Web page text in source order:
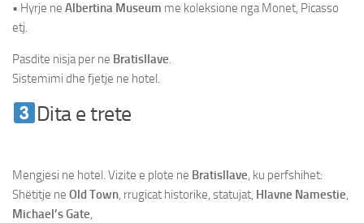
• Hyrje ne Albertina Museum me koleksione nga Monet, Picasso
etj.
Pasdite nisja per ne Bratisllave.
Sistemimi dhe fjetje ne hotel.
Dita e trete
Mengjesi ne hotel. Vizite e plote ne Bratisllave, ku perfshihet:
Shëtitje ne Old Town, rrugicat historike, statujat, Hlavne Namestie,
Michael’s Gate,